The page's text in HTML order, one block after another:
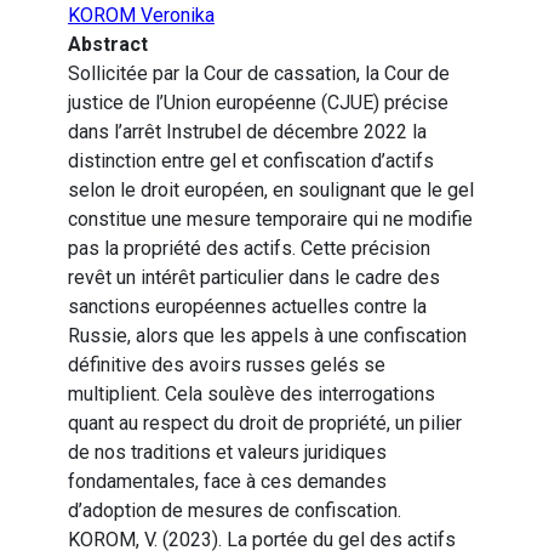
KOROM Veronika
Abstract
Sollicitée par la Cour de cassation, la Cour de
justice de l’Union européenne (CJUE) précise
dans l’arrêt Instrubel de décembre 2022 la
distinction entre gel et confiscation d’actifs
selon le droit européen, en soulignant que le gel
constitue une mesure temporaire qui ne modifie
pas la propriété des actifs. Cette précision
revêt un intérêt particulier dans le cadre des
sanctions européennes actuelles contre la
Russie, alors que les appels à une confiscation
définitive des avoirs russes gelés se
multiplient. Cela soulève des interrogations
quant au respect du droit de propriété, un pilier
de nos traditions et valeurs juridiques
fondamentales, face à ces demandes
d’adoption de mesures de confiscation.
KOROM, V. (2023). La portée du gel des actifs